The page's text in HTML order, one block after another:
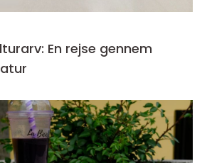
En rejse gennem